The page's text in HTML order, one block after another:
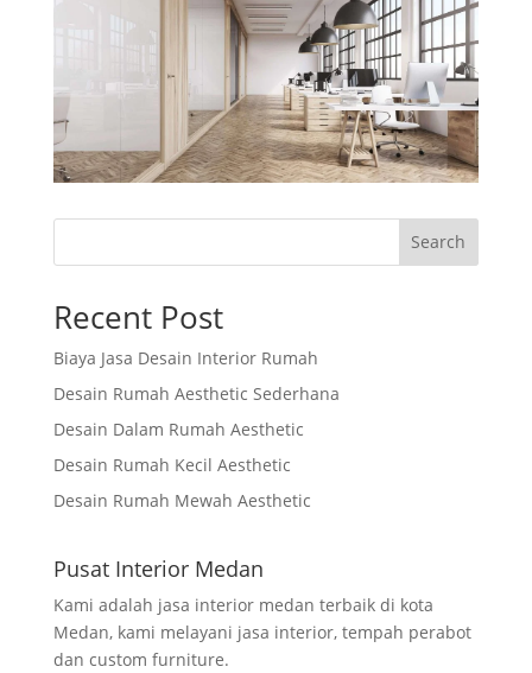
Search
Recent Post
Biaya Jasa Desain Interior Rumah
Desain Rumah Aesthetic Sederhana
Desain Dalam Rumah Aesthetic
Desain Rumah Kecil Aesthetic
Desain Rumah Mewah Aesthetic
Pusat Interior Medan
Kami adalah jasa interior medan terbaik di kota
Medan, kami melayani jasa interior, tempah perabot
dan custom furniture.